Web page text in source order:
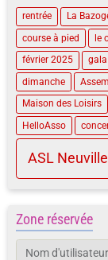
rentrée La
course à pied
le
février 2025
dimanche
Maison des Loisirs
HelloAsso
ASL Neuville
Zone réservée